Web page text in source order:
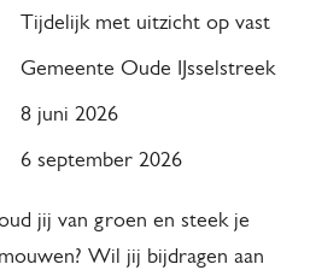
Tijdelijk met uitzicht op vast
Gemeente Oude IJsselstreek
8 juni 2026
6 september 2026
jij van groen en steek je
Wil jij bijdragen aan